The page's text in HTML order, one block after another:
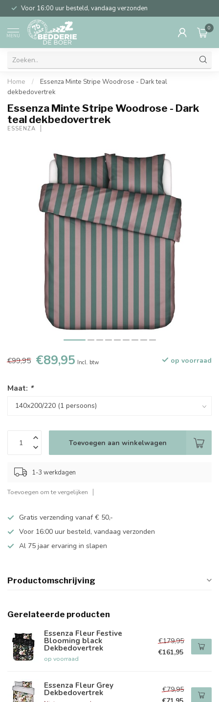
Voor 16:00 uur besteld, vandaag verzonden
MENU
0
Home /
Essenza Minte Stripe Woodrose - Dark teal
dekbedovertrek
Essenza Minte Stripe Woodrose - Dark
teal dekbedovertrek
ESSENZA
€99,95 €89,95 Incl. btw op voorraad
Maat: *
Toevoegen aan winkelwagen
1-3 werkdagen
Toevoegen om te vergelijken
Gratis verzending vanaf € 50,-
Voor 16:00 uur besteld, vandaag verzonden
Al 75 jaar ervaring in slapen
Productomschrijving
Gerelateerde producten
Essenza Fleur Festive
Blooming black
Dekbedovertrek
op voorraad
€179,95
€161,95
Essenza Fleur Grey
Dekbedovertrek
€79,95